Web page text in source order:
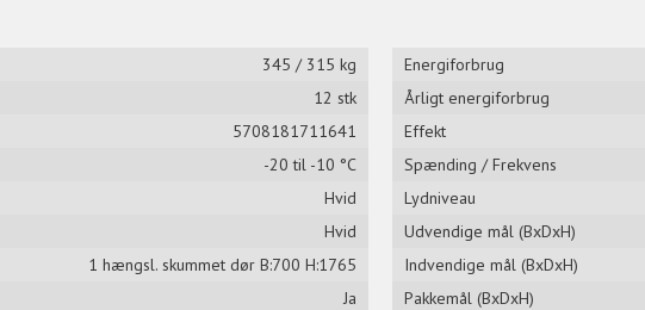
345 / 315 kg
12 stk
5708181711641
-20 til -10 °C
Hvid
Hvid
1 hængsl. skummet dør B:700 H:1765
Ja
Energiforbrug
Årligt energiforbrug
Effekt
Spænding / Frekvens
Lydniveau
Udvendige mål (BxDxH)
Indvendige mål (BxDxH)
Pakkemål (BxDxH)